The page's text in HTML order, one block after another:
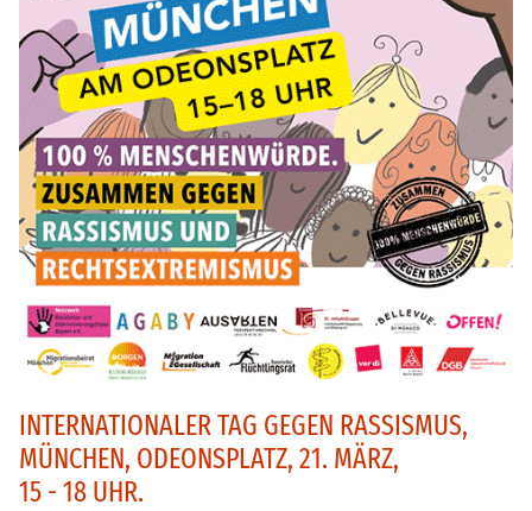
INTERNATIONALER TAG GEGEN RASSISMUS,
MÜNCHEN, ODEONSPLATZ, 21. MÄRZ,
15 - 18 UHR.